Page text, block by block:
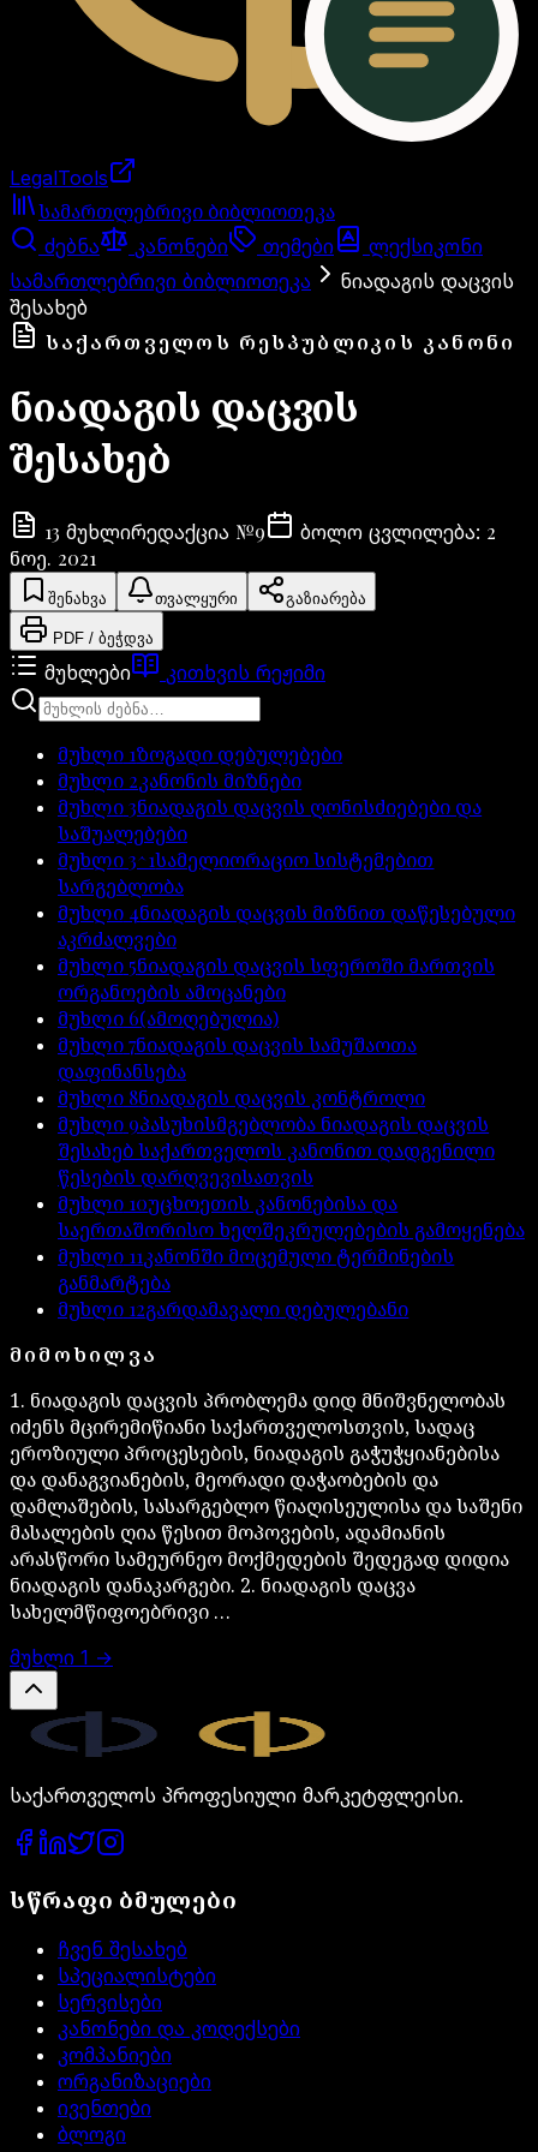
LegalTools
ანგარიში იტვირთება
სამართლებრივი ბიბლიოთეკა
ძებნა კანონები თემები
ლექსიკონი
სამართლებრივი ბიბლიოთეკა
ნიადაგის დაცვის
შესახებ
ᲡᲐᲥᲐᲠᲗᲕᲔᲚᲝᲡ ᲠᲔᲡᲞᲣᲑᲚᲘᲙᲘᲡ ᲙᲐᲜᲝᲜᲘ
ნიადაგის დაცვის
შესახებ
13 მუხლირედაქცია №9 ბოლო ცვლილება: 2
ნოე. 2021
შენახვა თვალყური გაზიარება
PDF / ბეჭდვა
მუხლები კითხვის რეჟიმი
მუხლი 1ზოგადი დებულებები
მუხლი 2კანონის მიზნები
მუხლი3ნიადაგის დაცვის ღონისძიებები და
საშუალებები
მუხლი3^1სამელიორაციო სისტემებით
სარგებლობა
მუხლი 4ნიადაგის დაცვის მიზნით დაწესებული
აკრძალვები
მუხლი 5ნიადაგის დაცვის სფეროში მართვის
ორგანოების ამოცანები
მუხლი 6(ამოღებულია)
მუხლი7ნიადაგის დაცვის სამუშაოთა
დაფინანსება
მუხლი 8ნიადაგის დაცვის კონტროლი
მუხლი 9პასუხისმგებლობა ნიადაგის დაცვის
შესახებ საქართველოს კანონით დადგენილი
წესების დარღვევისათვის
მუხლი 10უცხოეთის კანონებისა და
საერთაშორისო ხელშეკრულებების გამოყენება
მუხლი 11კანონში მოცემული ტერმინების
განმარტება
მუხლი 12გარდამავალი დებულებანი
ᲛᲘᲛᲝᲮᲘᲚᲕᲐ
1. ნიადაგის დაცვის პრობლემა დიდ მნიშვნელობას
იძენს მცირემიწიანი საქართველოსთვის, სადაც
ეროზიული პროცესების, ნიადაგის გაჭუჭყიანებისა
და დანაგვიანების, მეორადი დაჭაობების და
დამლაშების, სასარგებლო წიაღისეულისა და საშენი
მასალების ღია წესით მოპოვების, ადამიანის
არასწორი სამეურნეო მოქმედების შედეგად დიდია
ნიადაგის დანაკარგები. 2. ნიადაგის დაცვა
სახელმწიფოებრივი …
მუხლი 1 →
საქართველოს პროფესიული მარკეტფლეისი.
სწრაფი ბმულები
ჩვენ შესახებ
სპეციალისტები
სერვისები
კანონები და კოდექსები
კომპანიები
ორგანიზაციები
ივენთები
ბლოგი